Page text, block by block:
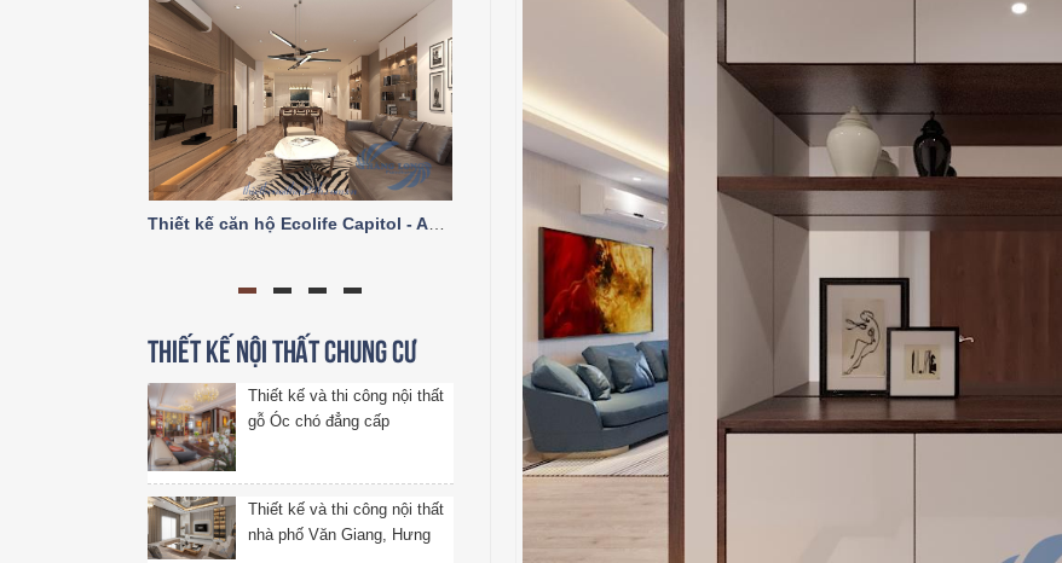
Thiết kế căn hộ Ecolife Capitol - A2 trục số 03
Thiết kế nội thất chung cư
Thiết kế và thi công nội thất
gỗ Óc chó đẳng cấp
Thiết kế và thi công nội thất
nhà phố Văn Giang, Hưng